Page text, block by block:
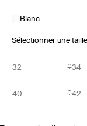
Blanc
Sélectionner une taille
32 34
40 42